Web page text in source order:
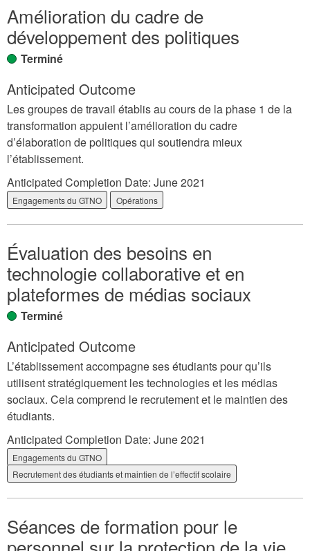
Amélioration du cadre de
développement des politiques
Terminé
Anticipated Outcome
Les groupes de travail établis au cours de la phase 1 de la
transformation appuient l’amélioration du cadre
d’élaboration de politiques qui soutiendra mieux
l’établissement.
Anticipated Completion Date: June 2021
Engagements du GTNO Opérations
Évaluation des besoins en
technologie collaborative et en
plateformes de médias sociaux
Terminé
Anticipated Outcome
L’établissement accompagne ses étudiants pour qu’ils
utilisent stratégiquement les technologies et les médias
sociaux. Cela comprend le recrutement et le maintien des
étudiants.
Anticipated Completion Date: June 2021
Engagements du GTNO
Recrutement des étudiants et maintien de l’effectif scolaire
Séances de formation pour le